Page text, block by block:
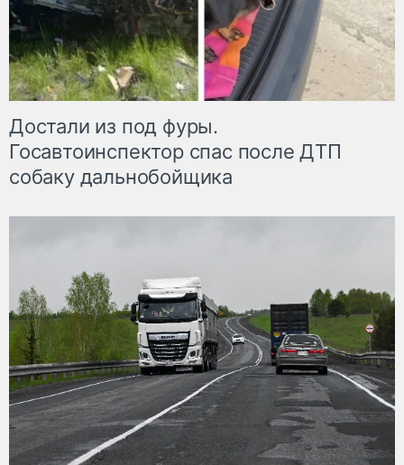
Достали из под фуры.
Госавтоинспектор спас после ДТП
собаку дальнобойщика